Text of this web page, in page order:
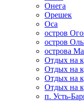
Онега
Орешек
Оса
остров
остров
острова
Отдых на
Отдых на
Отдых на
Отдых на
п. Усть-